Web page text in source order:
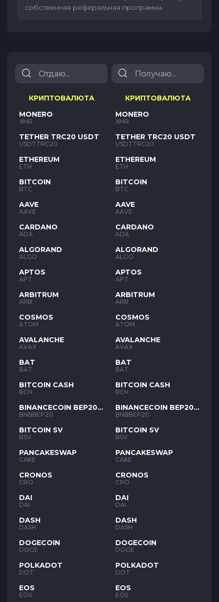
собственная реферальная программа.
КРИПТОВАЛЮТА
MONERO
XMR
TETHER TRC20 USDT
USDTTRC20
ETHEREUM
ETH
BITCOIN
BTC
AAVE
AAVE
CARDANO
ADA
ALGORAND
ALGO
APTOS
APT
ARBITRUM
ARB
COSMOS
ATOM
AVALANCHE
AVAX
BAT
BAT
BITCOIN CASH
BCH
BINANCECOIN BEP20
BNB
BNBBEP20
BITCOIN SV
BSV
PANCAKESWAP
CAKE
CRONOS
CRO
DAI
DAI
DASH
DASH
DOGECOIN
DOGE
POLKADOT
DOT
EOS
EOS
КРИПТОВАЛЮТА
MONERO
XMR
TETHER TRC20 USDT
USDTTRC20
ETHEREUM
ETH
BITCOIN
BTC
AAVE
AAVE
CARDANO
ADA
ALGORAND
ALGO
APTOS
APT
ARBITRUM
ARB
COSMOS
ATOM
AVALANCHE
AVAX
BAT
BAT
BITCOIN CASH
BCH
BINANCECOIN BEP20
BNB
BNBBEP20
BITCOIN SV
BSV
PANCAKESWAP
CAKE
CRONOS
CRO
DAI
DAI
DASH
DASH
DOGECOIN
DOGE
POLKADOT
DOT
EOS
EOS